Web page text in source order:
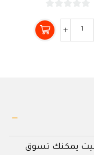
من
5
يمكنك تسوق